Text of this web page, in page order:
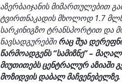
აზერბაიჯანის მიმართულებით
ტვირთნაკადის მხოლოდ 1.7
სარკინიგზო ტრანსპორტით და
ნავსადგურებშირაც შუა
წარმოადგენს “სამიზნე” –
მიუთითებს ცენტრალურ აზიაში
მოზიდვის დაბალ მაჩვენებელზე.